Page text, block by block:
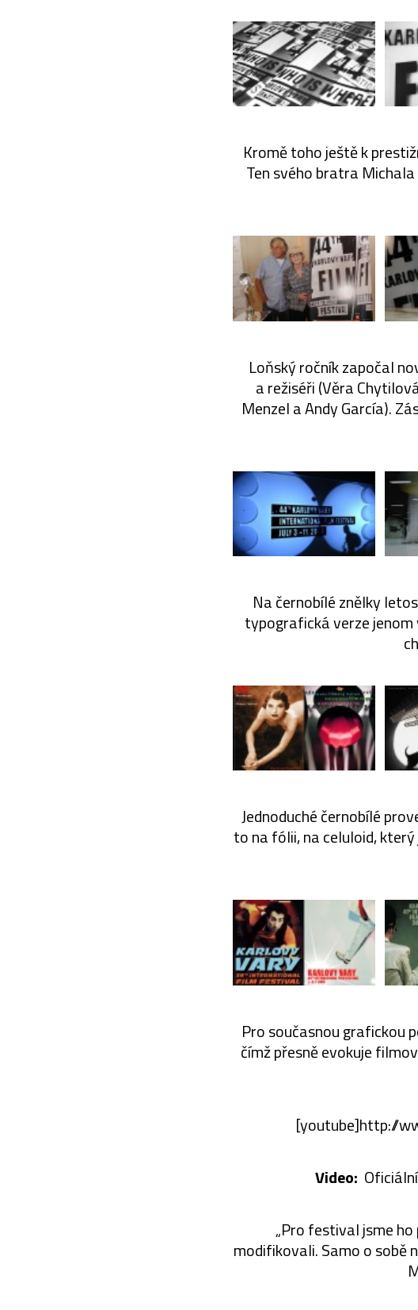
Kromě toho ještě k
Ten svého bratra
Loňský ročník započal
a režiséři (Věra
Menzel a Andy García).
Na černobílé znělky
typografická verze
Jednoduché černobílé
to na fólii, na celuloid,
Pro současnou grafickou
čímž přesně evokuje
[youtube]http://
Video:
„Pro festival jsme
modifikovali. Samo o sobě